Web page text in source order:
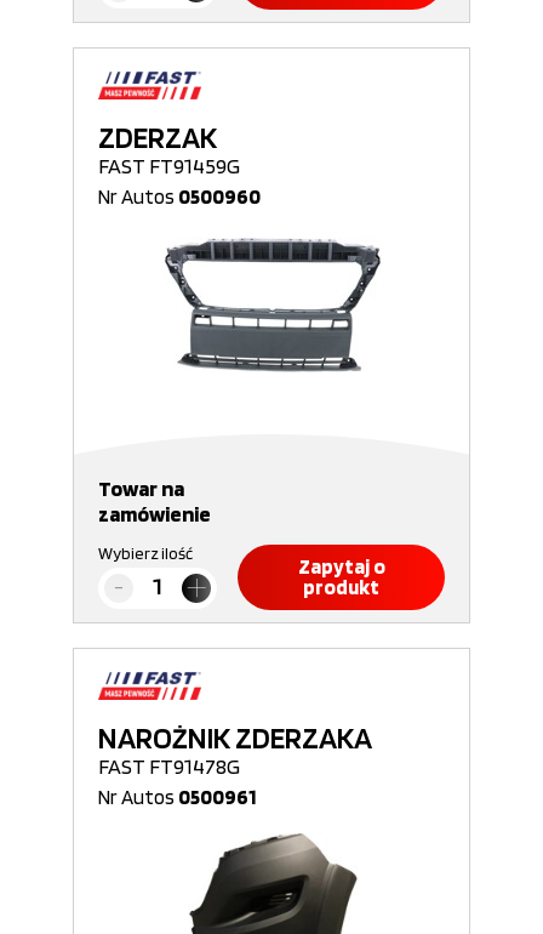
ZDERZAK
FAST FT91459G
Nr Autos 0500960
Towar na
zamówienie
Wybierz ilość
Zapytaj o
produkt
NAROŻNIK ZDERZAKA
FAST FT91478G
Nr Autos 0500961